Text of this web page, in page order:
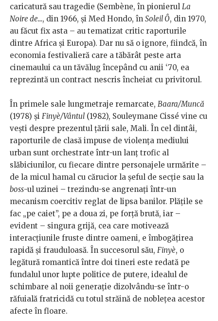
caricatură sau tragedie (Sembène, în pionierul La
Noire de..., din 1966, și Med Hondo, în Soleil Ô, din 1970,
au făcut fix asta – au tematizat critic raporturile
dintre Africa și Europa). Dar nu să o ignore, fiindcă, în
economia festivalieră care a tăbărât peste arta
cinemaului ca un tăvălug începând cu anii ‘70, ea
reprezintă un contract nescris încheiat cu privitorul.
În primele sale lungmetraje remarcate, Baara/Muncă
(1978) și Finyè/Vântul (1982), Souleymane Cissé vine cu
vești despre prezentul țării sale, Mali. În cel dintâi,
raporturile de clasă impuse de violența mediului
urban sunt orchestrate într-un lanț trofic al
slăbiciunilor, cu fiecare dintre personajele urmărite –
de la micul hamal cu cărucior la șeful de secție sau la
boss-ul uzinei – trezindu-se angrenați într-un
mecanism coercitiv reglat de lipsa banilor. Plățile se
fac „pe caiet”, pe a doua zi, pe forță brută, iar –
evident – singura grijă, cea care motivează
interacțiunile fruste dintre oameni, e îmbogățirea
rapidă și frauduloasă. În succesorul său, Finyè, o
legătură romantică între doi tineri este redată pe
fundalul unor lupte politice de putere, idealul de
schimbare al noii generație dizolvându-se într-o
răfuială fratricidă cu totul străină de noblețea acestor
afecte în floare.